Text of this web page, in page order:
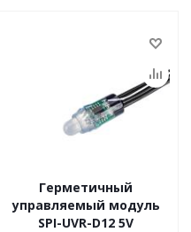
Герметичный
управляемый модуль
SPI-UVR-D12 5V